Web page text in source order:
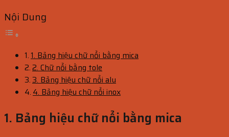
Nội Dung
1. Bảng hiệu chữ nổi bằng mica
2. Chữ nổi bằng tole
3. Bảng hiệu chữ nổi alu
4. Bảng hiệu chữ nổi inox
1. Bảng hiệu chữ nổi bằng mica